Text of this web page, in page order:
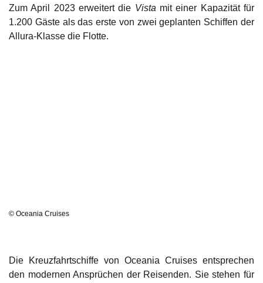
Zum April 2023 erweitert die Vista mit einer Kapazität für
1.200 Gäste als das erste von zwei geplanten Schiffen der
Allura-Klasse die Flotte.
© Oceania Cruises
Die Kreuzfahrtschiffe von Oceania Cruises entsprechen
den modernen Ansprüchen der Reisenden. Sie stehen für